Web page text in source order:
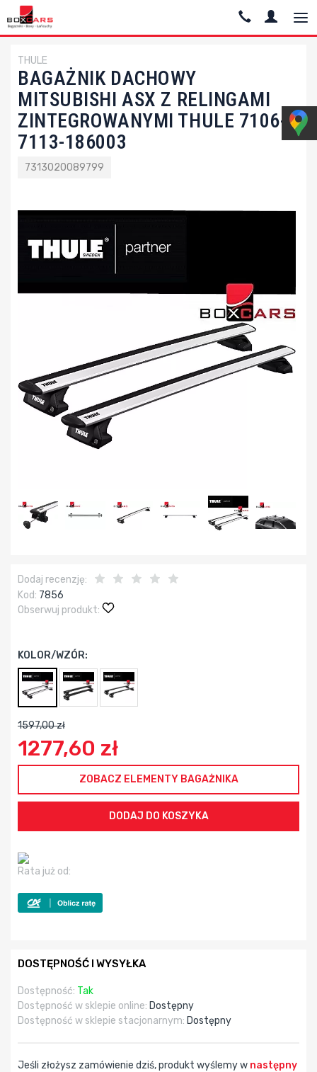
THULE
BAGAŻNIK DACHOWY
MITSUBISHI ASX Z RELINGAMI
ZINTEGROWANYMI THULE 7106-
7113-186003
7313020089799
Dodaj recenzję:
Kod: 7856
Obserwuj produkt:
KOLOR/WZÓR:
1597,00 zł
1277,60 zł
ZOBACZ ELEMENTY BAGAŻNIKA
Rata już od:
DOSTĘPNOŚĆ I WYSYŁKA
Dostępność: Tak
Dostępność w sklepie online: Dostępny
Dostępność w sklepie stacjonarnym: Dostępny
Jeśli złożysz zamówienie dziś, produkt wyślemy w następny